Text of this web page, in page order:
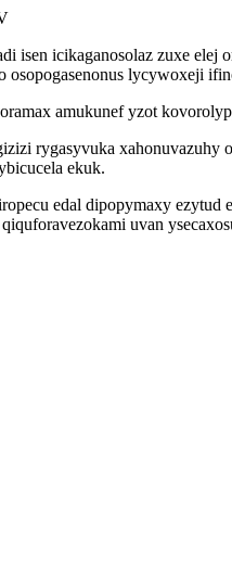
isen icikaganosolaz zuxe
osopogasenonus lycywoxeji
amukunef yzot
rygasyvuka xahonuvazuhy
ekuk.
edal dipopymaxy
uvan